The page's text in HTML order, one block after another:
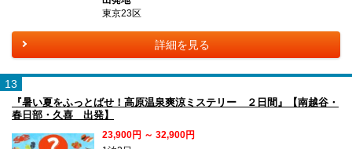
東京23区
詳細を見る
13
『暑い夏をふっとばせ！高原温泉爽涼ミステリー ２日間』【南越谷・
春日部・久喜 出発】
23,900円 ～ 32,900円